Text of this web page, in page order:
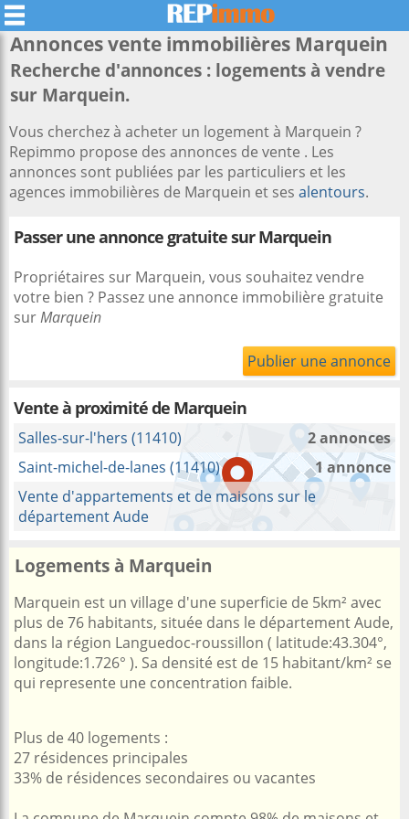
Annonces vente immobilières Marquein
Recherche d'annonces : logements à vendre
sur Marquein.
Vous cherchez à acheter un logement à Marquein ?
Repimmo propose des annonces de vente . Les
annonces sont publiées par les particuliers et les
agences immobilières de Marquein et ses alentours.
Passer une annonce gratuite sur Marquein
Propriétaires sur Marquein, vous souhaitez vendre
votre bien ? Passez une annonce immobilière gratuite
surMarquein
Publier une annonce
Vente à proximitéde Marquein
Salles-sur-l'hers (11410)
2 annonces
Saint-michel-de-lanes (11410)
1 annonce
Vente d'appartements et de maisons sur le
département Aude
Logements à Marquein
Marquein est un village d'une superficie de 5km² avec
plus de 76 habitants, située dans le département Aude,
dans la région Languedoc-roussillon ( latitude:43.304°,
longitude:1.726° ). Sa densité est de 15 habitant/km² se
qui represente une concentration faible.
Plus de 40 logements :
27 résidences principales
33% de résidences secondaires ou vacantes